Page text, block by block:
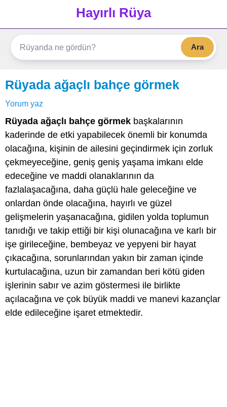
Hayırlı Rüya
Ara
Rüyada ağaçlı bahçe görmek
Yorum yaz
Rüyada ağaçlı bahçe görmek başkalarının
kaderinde de etki yapabilecek önemli bir konumda
olacağına, kişinin de ailesini geçindirmek için zorluk
çekmeyeceğine, geniş geniş yaşama imkanı elde
edeceğine ve maddi olanaklarının da
fazlalaşacağına, daha güçlü hale geleceğine ve
onlardan önde olacağına, hayırlı ve güzel
gelişmelerin yaşanacağına, gidilen yolda toplumun
tanıdığı ve takip ettiği bir kişi olunacağına ve karlı bir
işe girileceğine, bembeyaz ve yepyeni bir hayat
çıkacağına, sorunlarından yakın bir zaman içinde
kurtulacağına, uzun bir zamandan beri kötü giden
işlerinin sabır ve azim göstermesi ile birlikte
açılacağına ve çok büyük maddi ve manevi kazançlar
elde edileceğine işaret etmektedir.